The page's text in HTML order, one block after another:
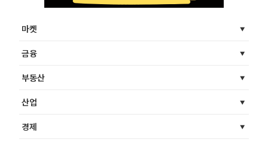
마켓
금융
부동산
산업
경제